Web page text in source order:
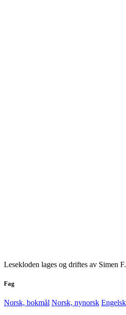
Lesekloden lages og driftes av Simen
Fag
Norsk, bokmål Norsk, nynorsk Engelsk